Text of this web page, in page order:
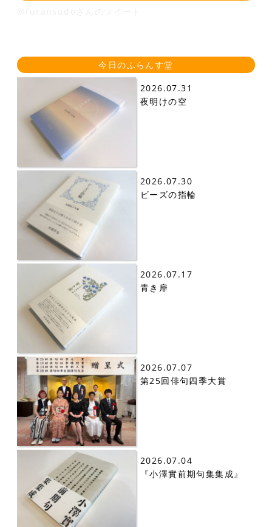
今日のふらんす堂
2026.07.31
夜明けの空
2026.07.30
ビーズの指輪
2026.07.17
青き扉
2026.07.07
第25回俳句四季大賞
2026.07.04
『小澤實前期句集集成』